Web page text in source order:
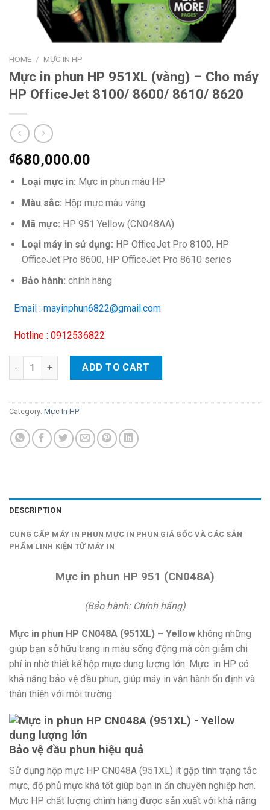
HOME / MỰC IN HP
Mực in phun HP 951XL (vàng) – Cho máy
HP OfficeJet 8100/ 8600/ 8610/ 8620
₫680,000.00
Loại mực in: Mực in phun màu HP
Màu sắc: Hộp mực màu vàng
Mã mực: HP 951 Yellow (CN048AA)
Loại máy in sử dụng: HP OfficeJet Pro 8100, HP
OfficeJet Pro 8600, HP OfficeJet Pro 8610 series
Bảo hành: chính hãng
Email : mayinphun6822@gmail.com
Hotline : 0912536822
Mực in phun HP 951XL (vàng) – Cho máy HP OfficeJet 8100/
ADD TO CART
Category: Mực In HP
DESCRIPTION
CUNG CẤP MÁY IN PHUN MỰC IN PHUN GIÁ GỐC VÀ CÁC SẢN
PHẨM LINH KIỆN TỪ MÁY IN
Mực in phun HP 951 (CN048A)
(Bảo hành: Chính hãng)
Mực in phun HP CN048A (951XL) – Yellow không những
giúp bạn sở hữu trang in màu sống động mà còn giảm chi
phí in nhờ thiết kế hộp mực dung lượng lớn. Mực in HP có
khả năng bảo vệ đầu phun, giúp máy in vận hành ổn định và
thân thiện với môi trường.
Bảo vệ đầu phun hiệu quả
Sử dụng hộp mực HP CN048A (951XL) ít gặp tình trạng tắc
mực, độ phủ mực khá tốt giúp bạn in ấn chuyên nghiệp hơn.
Mực HP chất lượng chính hãng được sản xuất với khả năng